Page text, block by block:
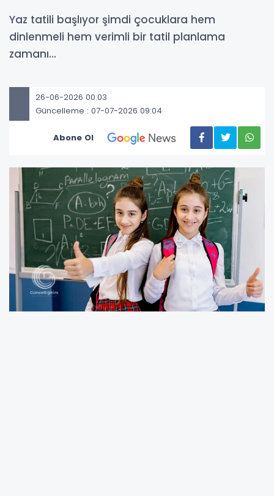
Yaz tatili başlıyor şimdi çocuklara hem
dinlenmeli hem verimli bir tatil planlama
zamanı...
26-06-2026 00:03
Güncelleme : 07-07-2026 09:04
Abone Ol